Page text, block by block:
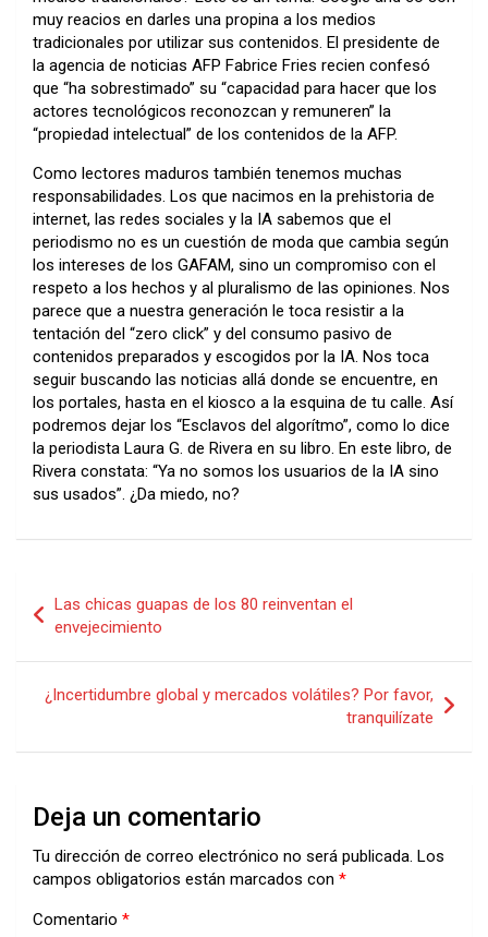
muy reacios en darles una propina a los medios
tradicionales por utilizar sus contenidos. El presidente de
la agencia de noticias AFP Fabrice Fries recien confesó
que “ha sobrestimado” su “capacidad para hacer que los
actores tecnológicos reconozcan y remuneren” la
“propiedad intelectual” de los contenidos de la AFP.
Como lectores maduros también tenemos muchas
responsabilidades. Los que nacimos en la prehistoria de
internet, las redes sociales y la IA sabemos que el
periodismo no es un cuestión de moda que cambia según
los intereses de los GAFAM, sino un compromiso con el
respeto a los hechos y al pluralismo de las opiniones. Nos
parece que a nuestra generación le toca resistir a la
tentación del “zero click” y del consumo pasivo de
contenidos preparados y escogidos por la IA. Nos toca
seguir buscando las noticias allá donde se encuentre, en
los portales, hasta en el kiosco a la esquina de tu calle. Así
podremos dejar los “Esclavos del algorítmo”, como lo dice
la periodista Laura G. de Rivera en su libro. En este libro, de
Rivera constata: “Ya no somos los usuarios de la IA sino
sus usados”. ¿Da miedo, no?
de
entradas
Las chicas guapas de los 80 reinventan el
envejecimiento
¿Incertidumbre global y mercados volátiles? Por favor,
tranquilízate
Deja un comentario
Tu dirección de correo electrónico no será publicada. Los
campos obligatorios están marcados con *
Comentario *